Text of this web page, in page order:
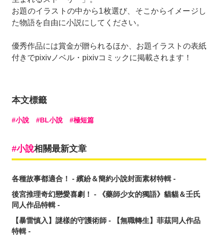
お題のイラストの中から1枚選び、そこからイメージし
た物語を自由に小説にしてください。
優秀作品には賞金が贈られるほか、お題イラストの表紙
付きでpixivノベル・pixivコミックに掲載されます！
本文標籤
小說 BL小說 極短篇
小說相關最新文章
各種故事都適合！ - 繽紛＆簡約小說封面素材特輯 -
後宮推理奇幻戀愛喜劇！ - 《藥師少女的獨語》貓貓＆壬氏
同人作品特輯 -
【暴雷慎入】謎樣的守護術師 - 【無職轉生】菲茲同人作品
特輯 -